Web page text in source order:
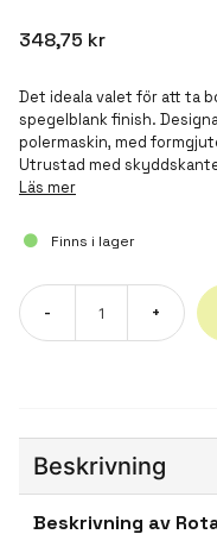
348,75 kr
Det ideala valet för att ta
spegelblank finish.
polermaskin, med
Utrustad med
Läs mer
Finns i lager
- +
Beskrivning
Beskrivning av